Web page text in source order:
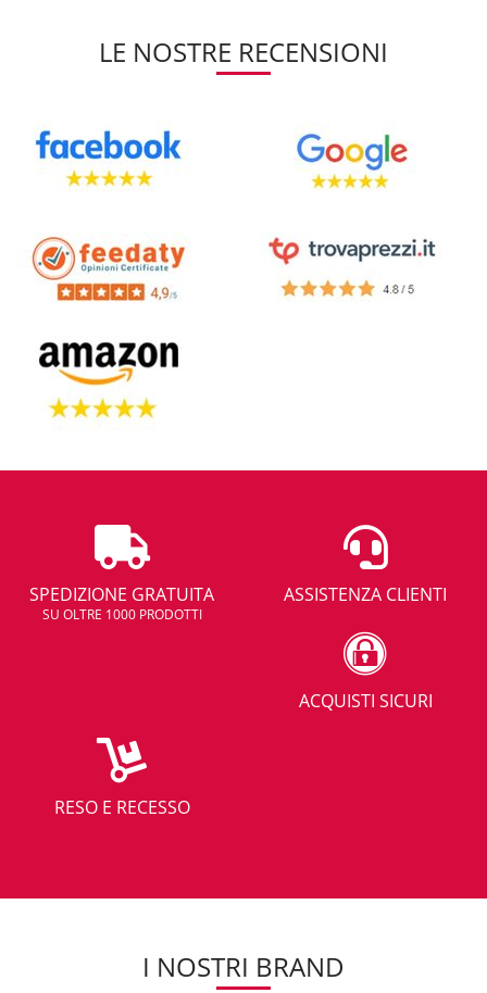
LE NOSTRE RECENSIONI
SPEDIZIONE GRATUITA
SU OLTRE 1000 PRODOTTI
ASSISTENZA CLIENTI
ACQUISTI SICURI
RESO E RECESSO
I NOSTRI BRAND